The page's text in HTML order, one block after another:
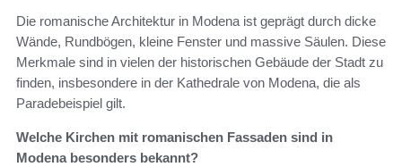
Die romanische Architektur in Modena ist geprägt durch dicke
Wände, Rundbögen, kleine Fenster und massive Säulen. Diese
Merkmale sind in vielen der historischen Gebäude der Stadt zu
finden, insbesondere in der Kathedrale von Modena, die als
Paradebeispiel gilt.
Welche Kirchen mit romanischen Fassaden sind in
Modena besonders bekannt?